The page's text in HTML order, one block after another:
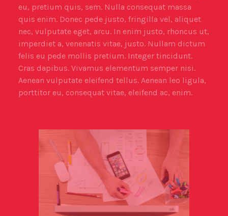
eu, pretium quis, sem. Nulla consequat massa
quis enim. Donec pede justo, fringilla vel, aliquet
nec, vulputate eget, arcu. In enim justo, rhoncus ut,
imperdiet a, venenatis vitae, justo. Nullam dictum
felis eu pede mollis pretium. Integer tincidunt.
Cras dapibus. Vivamus elementum semper nisi.
Aenean vulputate eleifend tellus. Aenean leo ligula,
porttitor eu, consequat vitae, eleifend ac, enim.